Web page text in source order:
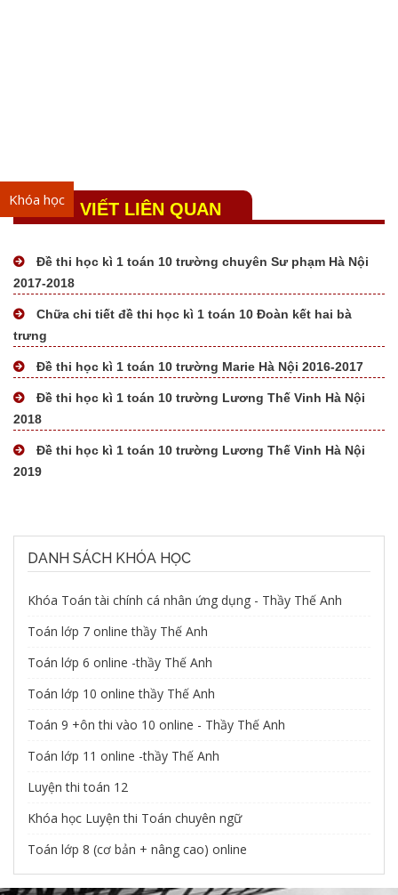
BÀI VIẾT LIÊN QUAN
Đề thi học kì 1 toán 10 trường chuyên Sư phạm Hà Nội
2017-2018
Chữa chi tiết đề thi học kì 1 toán 10 Đoàn kết hai bà
trưng
Đề thi học kì 1 toán 10 trường Marie Hà Nội 2016-2017
Đề thi học kì 1 toán 10 trường Lương Thế Vinh Hà Nội
2018
Đề thi học kì 1 toán 10 trường Lương Thế Vinh Hà Nội
2019
DANH SÁCH KHÓA HỌC
Khóa Toán tài chính cá nhân ứng dụng - Thầy Thế Anh
Toán lớp 7 online thầy Thế Anh
Toán lớp 6 online -thầy Thế Anh
Toán lớp 10 online thầy Thế Anh
Toán 9 +ôn thi vào 10 online - Thầy Thế Anh
Toán lớp 11 online -thầy Thế Anh
Luyện thi toán 12
Khóa học Luyện thi Toán chuyên ngữ
Toán lớp 8 (cơ bản + nâng cao) online
Khóa học
Tài liệu mất phí